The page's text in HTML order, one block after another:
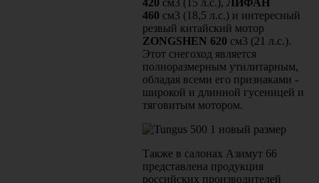
420 см3 (15 л.с.), ЛИФАН
460 см3 (18,5 л.с.) и интересный
резвый китайский мотор
ZONGSHEN 620 см3 (21 л.с.).
Этот снегоход является
полноразмерным утилитарным,
обладая всеми его признаками -
широкой и длинной гусеницей и
тяговитым мотором.
Также в салонах Азимут 66
представлена продукция
российских производителей